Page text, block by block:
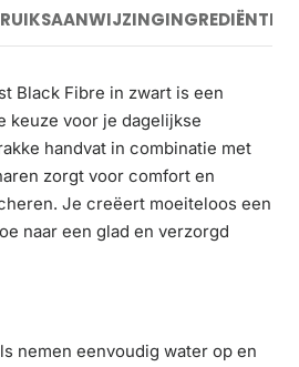
INGREDIËNTEN
Black Fibre in zwart is een
keuze voor je dagelijkse
handvat in combinatie met
zorgt voor comfort en
Je creëert moeiteloos een
naar een glad en verzorgd
nemen eenvoudig water op en